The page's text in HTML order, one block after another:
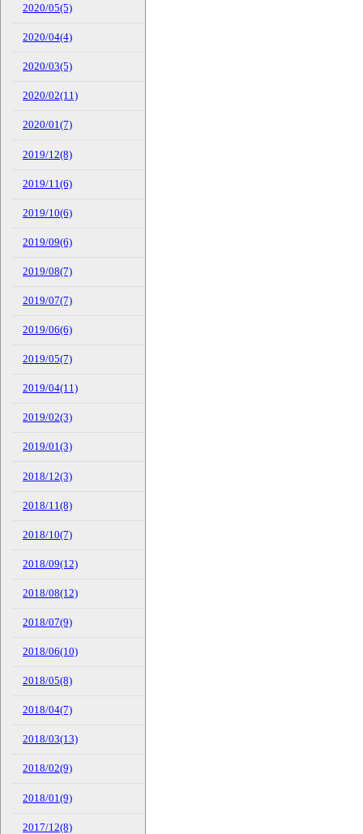
2020/05(5)
2020/04(4)
2020/03(5)
2020/02(11)
2020/01(7)
2019/12(8)
2019/11(6)
2019/10(6)
2019/09(6)
2019/08(7)
2019/07(7)
2019/06(6)
2019/05(7)
2019/04(11)
2019/02(3)
2019/01(3)
2018/12(3)
2018/11(8)
2018/10(7)
2018/09(12)
2018/08(12)
2018/07(9)
2018/06(10)
2018/05(8)
2018/04(7)
2018/03(13)
2018/02(9)
2018/01(9)
2017/12(8)